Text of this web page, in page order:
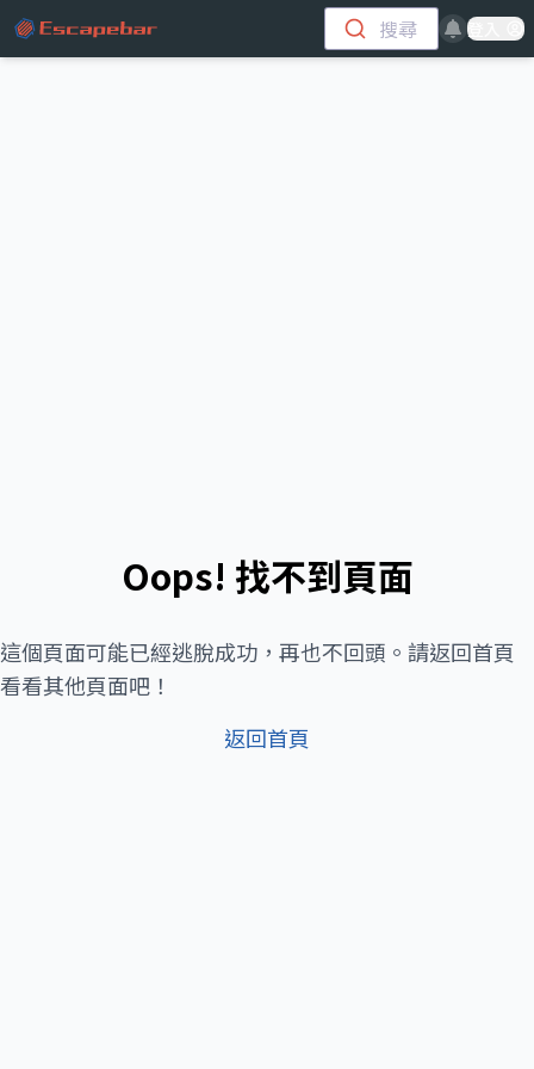
跳至主要內容
搜尋 登入
Oops! 找不到頁面
這個頁面可能已經逃脫成功，再也不回頭。請返回首頁
看看其他頁面吧！
返回首頁